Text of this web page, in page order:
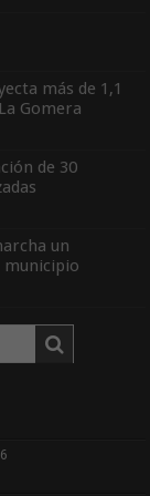
más de 1,1
Gomera
de 30
un
municipio